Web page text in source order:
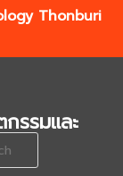
Thonburi
รรมและ